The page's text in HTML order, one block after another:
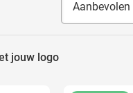
jouw logo